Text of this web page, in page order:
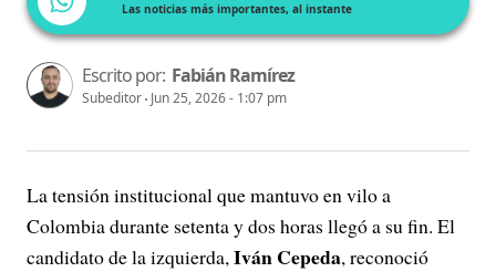
Las noticias más importantes, al instante
Escrito por: Fabián Ramírez
Subeditor Jun 25, 2026 - 1:07 pm
La tensión institucional que mantuvo en vilo a
Colombia durante setenta y dos horas llegó a su fin. El
candidato de la izquierda,Iván Cepeda, reconoció